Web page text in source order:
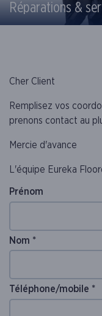
Réparations &
Cher Client
Remplisez vos
prenons contact au
Mercie d'avance
L'équipe Eureka
Prénom
Nom *
Téléphone/mobile *